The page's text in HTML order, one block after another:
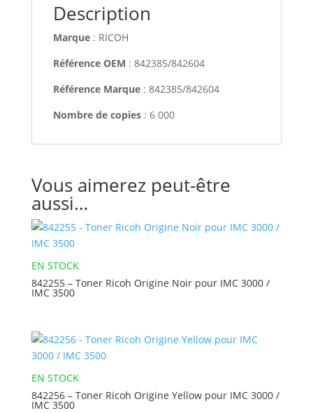
Description
Marque: RICOH
Référence OEM : 842385/842604
Référence Marque: 842385/842604
Nombre de copies: 6 000
Vous aimerez peut-être
aussi…
EN STOCK
842255 – Toner Ricoh Origine Noir pour IMC 3000 /
IMC 3500
EN STOCK
842256 – Toner Ricoh Origine Yellow pour IMC 3000 /
IMC 3500